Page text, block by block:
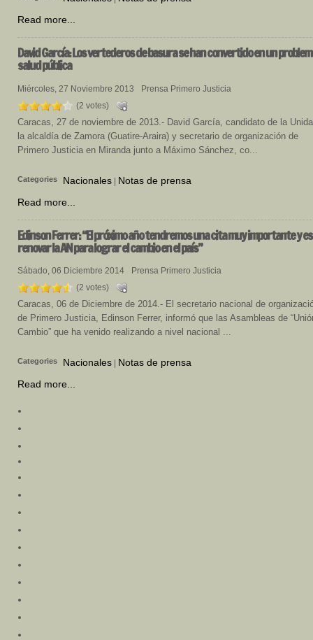
Read more...
David García: Los vertederos de basura se han convertido en un
salud pública
Miércoles, 27 Noviembre 2013
Prensa Primero Justicia
(2 votes)
Caracas, 27 de noviembre de 2013.- David García, candidato de la
la alcaldía de Zamora (Guatire-Araira) y secretario de organización de
Primero Justicia en Miranda junto a Máximo Sánchez, co...
Categories Nacionales | Notas de prensa
Read more...
Edinson Ferrer: “El próximo año tendremos una cita muy importante y es
renovar la AN para lograr el cambio en el país”
Sábado, 06 Diciembre 2014
Prensa Primero Justicia
(2 votes)
Caracas, 06 de Diciembre de 2014.- El secretario nacional de
de Primero Justicia, Edinson Ferrer, informó que las Asambleas de
Cambio” que ha venido realizando a nivel nacional ...
Categories Nacionales
Notas de prensa
Read more...